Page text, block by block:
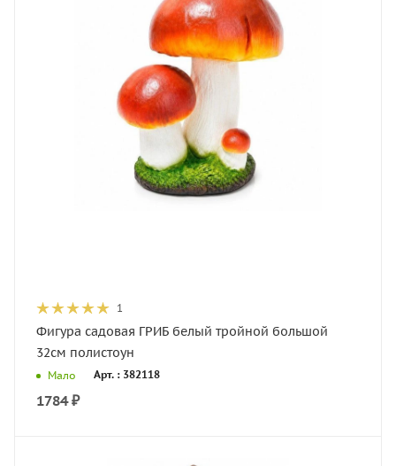
1
Фигура садовая ГРИБ белый тройной большой
32см полистоун
Мало Арт. : 382118
1784₽